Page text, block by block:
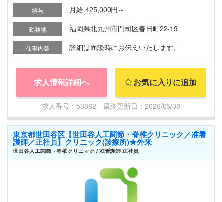
給与 月給 425,000円～
勤務地 福岡県北九州市門司区春日町22-19
仕事内容 詳細は面談時にお伝えいたします。
求人情報詳細へ お気に入りに追加
求人番号：53882 最終更新日：2026/05/08
東京都世田谷区【世田谷人工関節・脊椎クリニック／准看
護師／正社員】クリニック(診療所)★外来
世田谷人工関節・脊椎クリニック / 准看護師 正社員